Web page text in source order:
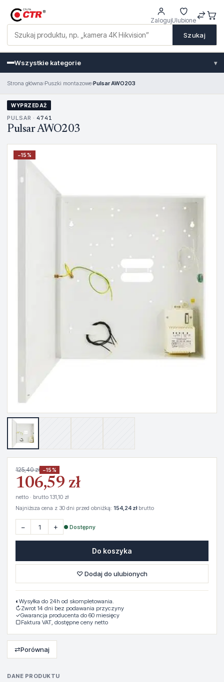
Szukaj
ZalogujUlubione
Wszystkie kategorie ▾
Strona główna›Puszki montazowe›Pulsar AWO203
WYPRZEDAŻ
PULSAR · 4741
Pulsar AWO203
−15%
DANE PRODUKTU
125,40 zł −15%
106,59 zł
netto · brutto 131,10 zł
Najniższa cena z 30 dni przed obniżką: 154,24 złbrutto
− + ● Dostępny
Do koszyka
♡ Dodaj do ulubionych
◐ Wysyłka do 24h od skompletowania.
↻Zwrot 14 dni bez podawania przyczyny
✓Gwarancja producenta do 60 miesięcy
▢Faktura VAT, dostępne ceny netto
⇄Porównaj